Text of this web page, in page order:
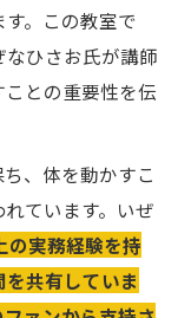
。この教室で
ひさお氏が講師
との重要性を伝
、体を動かすこ
ています。いぜ
の実務経験を持
共有していま